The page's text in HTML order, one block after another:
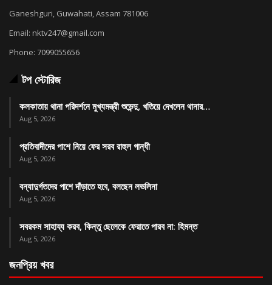
Ganeshguri, Guwahati, Assam 781006
Email: nktv247@gmail.com
Phone: 7099055656
টপ স্টোরিজ
কলকাতায় থানা পরিদর্শনে মুখ্যমন্ত্রী শুভেন্দু, খতিয়ে দেখলেন থানার…
Aug 5, 2026
প্রতিবাদীদের পাশে নিয়ে ফের সরব রাহুল গান্ধী
Aug 5, 2026
বন্যাদুর্গতদের পাশে দাঁড়াতে হবে, বলছেন লভলিনা
Aug 5, 2026
সবরকম সাহায্য করব, কিন্তু ছেলেকে ফেরাতে পারব না: হিমন্ত
Aug 5, 2026
জনপ্রিয় খবর